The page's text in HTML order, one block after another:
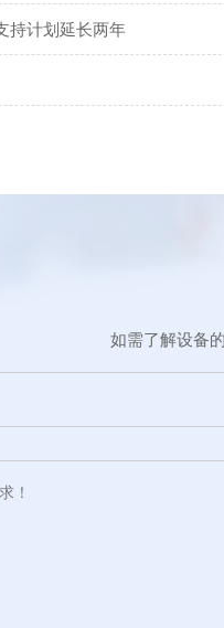
持计划延长两年
如需了解设备